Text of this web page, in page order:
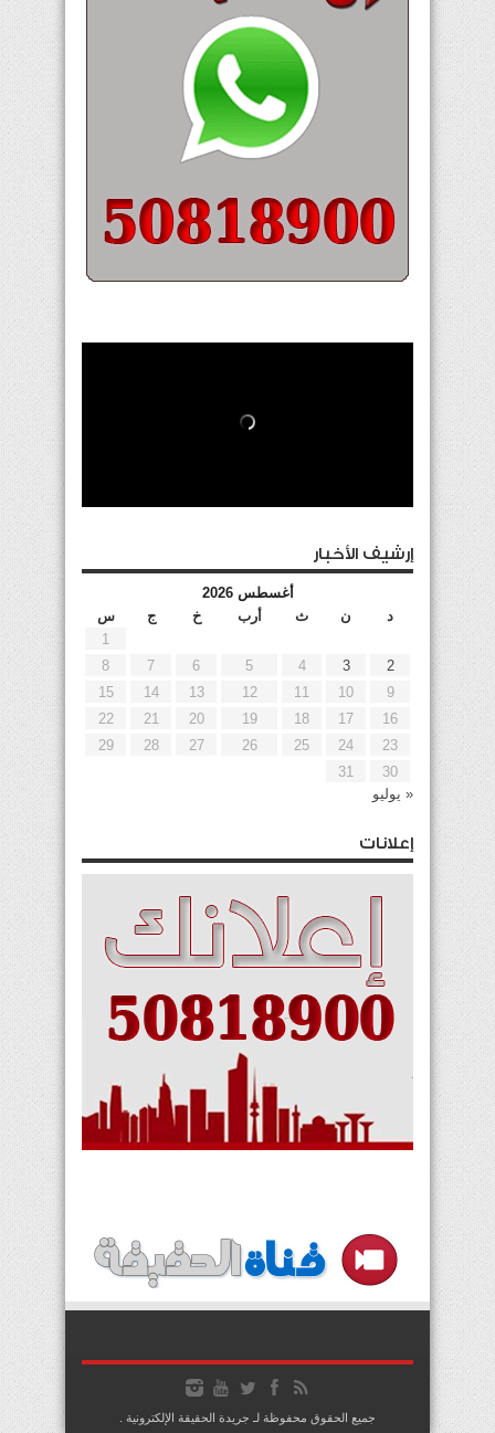
إرشيف الأخبار
أغسطس 2026
د
ن ث أرب خ ج
س
1
2
3
4
5
6
7
8
9
10
11
12
13
14
15
16
17
18
19
20
21
22
23
24
25
26
27
28
29
30
31
« يوليو
إعلانات
جميع الحقوق محفوظة لـ جريدة الحقيقة الإلكترونية .